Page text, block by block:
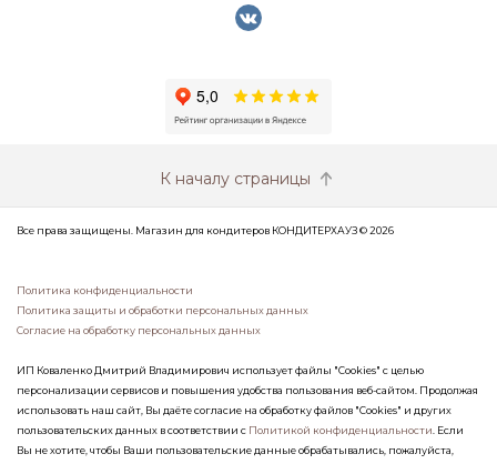
К началу страницы
Все права защищены. Магазин для кондитеров КОНДИТЕРХАУЗ © 2026
Политика конфиденциальности
Политика защиты и обработки персональных данных
Согласие на обработку персональных данных
ИП Коваленко Дмитрий Владимирович использует файлы "Cookies" с целью
персонализации сервисов и повышения удобства пользования веб-сайтом. Продолжая
использовать наш сайт, Вы даёте согласие на обработку файлов "Cookies" и других
пользовательских данных в соответствии с Политикой конфиденциальности . Если
Вы не хотите, чтобы Ваши пользовательские данные обрабатывались, пожалуйста,